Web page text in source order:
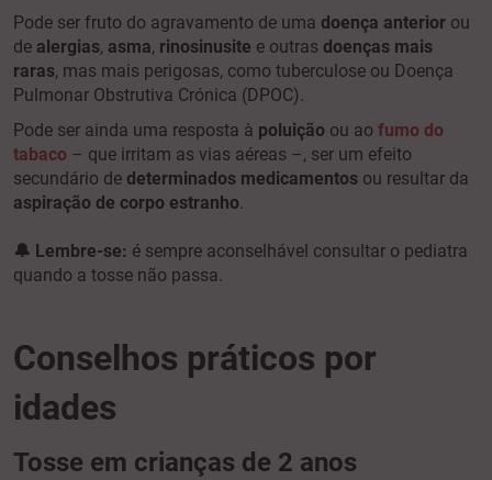
Pode ser fruto do agravamento de uma doença anterior ou
de alergias, asma, rinosinusite e outras doenças mais
raras, mas mais perigosas, como tuberculose ou Doença
Pulmonar Obstrutiva Crónica (DPOC).
Pode ser ainda uma resposta à poluição ou ao fumo do
tabaco – que irritam as vias aéreas –, ser um efeito
secundário de determinados medicamentos ou resultar da
aspiração de corpo estranho.
🔔 Lembre-se: é sempre aconselhável consultar o pediatra
quando a tosse não passa.
Conselhos práticos por
idades
Tosse em crianças de 2 anos